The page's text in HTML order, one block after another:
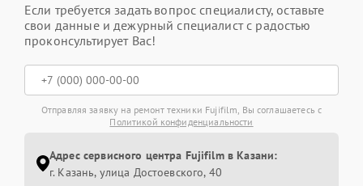
Если требуется задать вопрос специалисту, оставьте
свои данные и дежурный специалист с радостью
проконсультирует Вас!
Отправляя заявку на ремонт техники Fujifilm, Вы соглашаетесь с
Политикой конфиденциальности
Адрес сервисного центра Fujifilm в Казани:
г. Казань, улица Достоевского, 40